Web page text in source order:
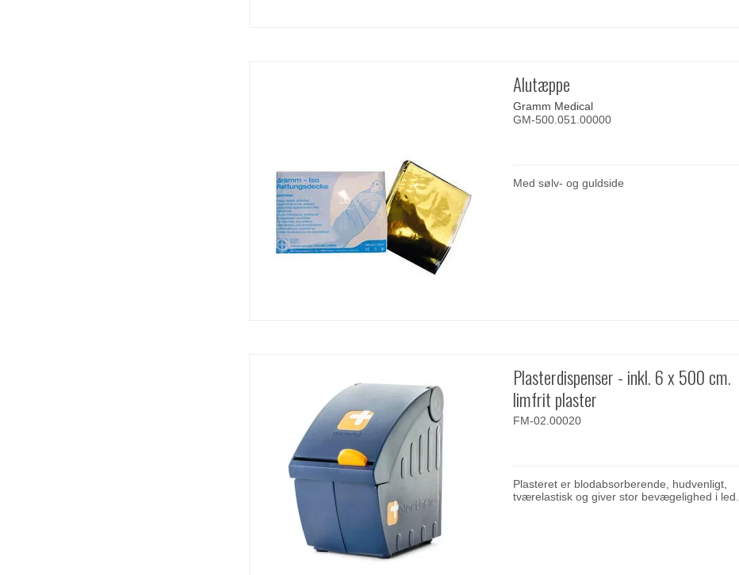
Alutæppe
Gramm Medical
GM-500.051.00000
Med sølv- og guldside
Plasterdispenser - inkl. 6 x 500 cm.
limfrit plaster
FM-02.00020
Plasteret er blodabsorberende, hudvenligt,
tværelastisk og giver stor bevægelighed i led.